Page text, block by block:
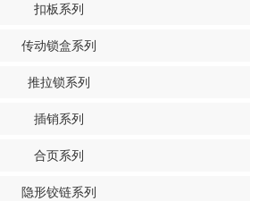
扣板系列
传动锁盒系列
推拉锁系列
插销系列
合页系列
隐形铰链系列